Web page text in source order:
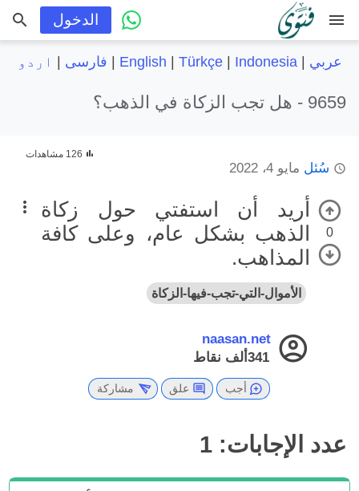
menu الدخول
عربي |
English Türkçe| Indonesia فارسی اردو
9659 - هل تجب الزكاة في الذهب؟
سُئل مايو 4، 2022
126 مشاهدات
0
أريد أن استفتي حول زكاة
الذهب بشكل عام، وعلى كافة
المذاهب.
الأموال-التي-تجب-فيها-الزكاة
naasan.net
341ألف
نقاط
أجب علق مشاركة
عدد الإجابات: 1